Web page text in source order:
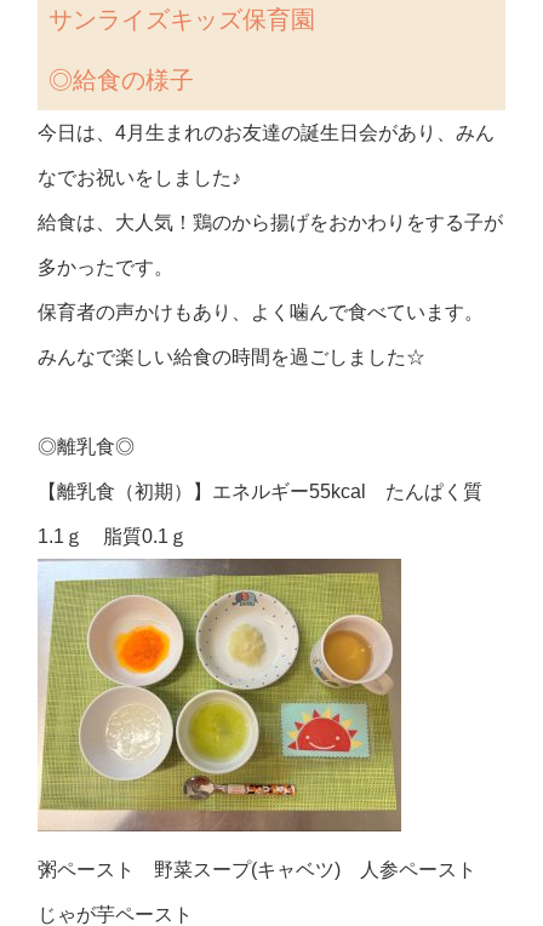
サンライズキッズ保育園
◎給食の様子
今日は、4月生まれのお友達の誕生日会があり、みん
なでお祝いをしました♪
給食は、大人気！鶏のから揚げをおかわりをする子が
多かったです。
保育者の声かけもあり、よく噛んで食べています。
みんなで楽しい給食の時間を過ごしました☆
◎離乳食◎
【離乳食（初期）】エネルギー55kcal たんぱく質
1.1ｇ 脂質0.1ｇ
粥ペースト 野菜スープ(キャベツ) 人参ペースト
じゃが芋ペースト